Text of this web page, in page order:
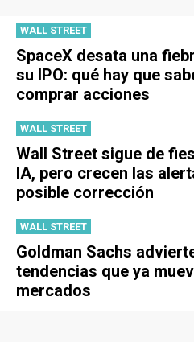
WALL STREET
SpaceX desata una
su IPO: qué hay que
comprar acciones
WALL STREET
Wall Street sigue de
IA, pero crecen las
posible corrección
WALL STREET
Goldman Sachs
tendencias que ya
mercados